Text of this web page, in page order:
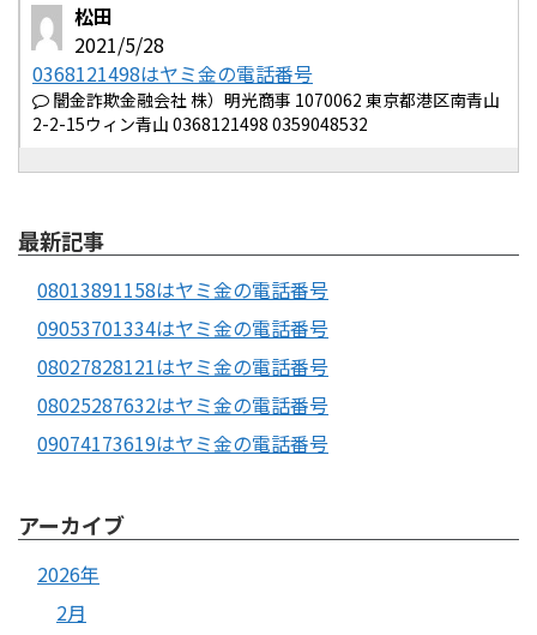
松田
2021/5/28
0368121498はヤミ金の電話番号
闇金詐欺金融会社 株）明光商事 1070062 東京都港区南青山
2-2-15ウィン青山 0368121498 0359048532
最新記事
08013891158はヤミ金の電話番号
09053701334はヤミ金の電話番号
08027828121はヤミ金の電話番号
08025287632はヤミ金の電話番号
09074173619はヤミ金の電話番号
アーカイブ
2026年
2月